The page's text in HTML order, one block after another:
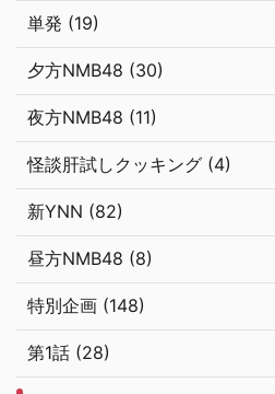
単発 (19)
夕方NMB48 (30)
夜方NMB48 (11)
怪談肝試しクッキング (4)
新YNN (82)
昼方NMB48 (8)
特別企画 (148)
第1話 (28)